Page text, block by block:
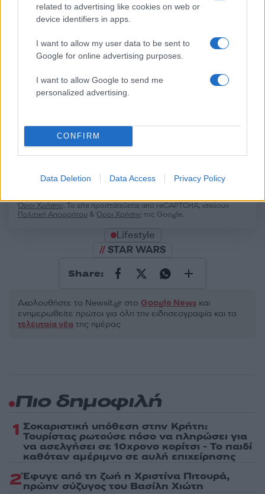
related to advertising like cookies on web or
device identifiers in apps.
I want to allow my user data to be sent to
Google for online advertising purposes.
I want to allow Google to send me
personalized advertising.
CONFIRM
Data Deletion Data Access Privacy Policy
Σχολίασε εδώ
50 /50
2000 /2000
Υποβολή σχολίου
Όροι Χρήσης. Το site προστατεύεται από reCAPTCHA, ισχύουν
Πολιτική Απορρήτου &Όροι Χρήσης της Google.
Lifestyle
STAR WARS
Share:
Ακολουθήστε το Νewsit.gr στο Google News και
ενημερωθείτε πρώτοι για όλη την ειδησεογραφία και τα
τελευταία νέα της ημέρας
Πιο δημοφιλή
1 Σοκαριστική υπόθεση στην Κρήτη:
Τουρίστας ρωτούσε πόσο να πληρώσει για
να ασελγήσει σε 10χρονο κορίτσι - Το παιδί
καθόταν αμέριμνο σε αυλή επιχείρησης
2Έφυγε από τη ζωή η Χριστίνα Πιτουρά,
πρώην σύζυγος του Βασίλη Χιώτη